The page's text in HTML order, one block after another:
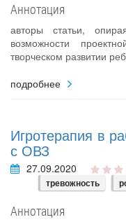
Аннотация
авторы статьи,
возможности
творческом развитии
подробнее
Игротерапия в
с ОВЗ
27.09.2020
тревожность
Аннотация